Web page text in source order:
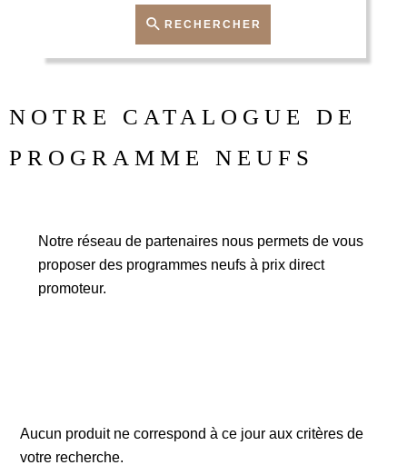
RECHERCHER
NOTRE CATALOGUE DE
PROGRAMME NEUFS
Notre réseau de partenaires nous permets de vous
proposer des programmes neufs à prix direct
promoteur.
Aucun produit ne correspond à ce jour aux critères de
votre recherche.